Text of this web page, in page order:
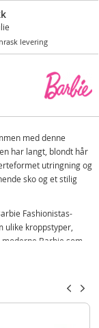
levering
med denne
har langt, blondt hår
utringning og
sko og et stilig
Fashionistas-
ulike kroppstyper,
Barbie som